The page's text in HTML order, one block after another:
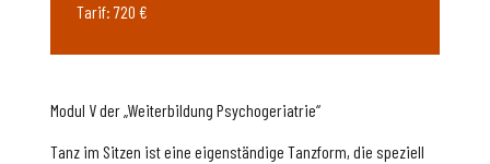
Modul V der „Weiterbildung Psychogeriatrie“
Tanz im Sitzen ist eine eigenständige Tanzform, die speziell
Tarif: 720 €